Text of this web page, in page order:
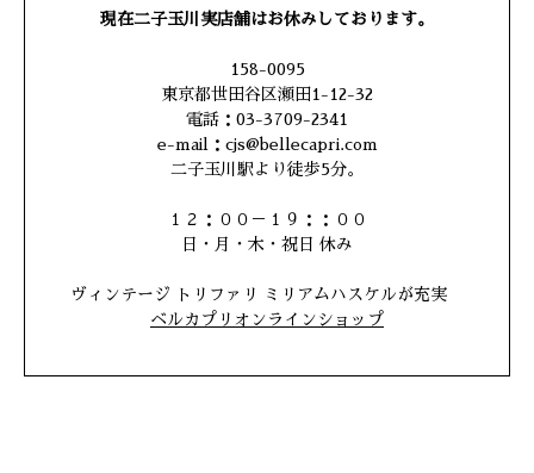
現在二子玉川実店舗はお休みしております。
158-0095
東京都世田谷区瀬田1-12-32
電話：03-3709-2341
e-mail：cjs@bellecapri.com
二子玉川駅より徒歩5分。
１２：００－１９：：００
日・月・木・祝日 休み
ヴィンテージ トリファリ ミリアムハスケルが充実
ベルカプリオンラインショップ